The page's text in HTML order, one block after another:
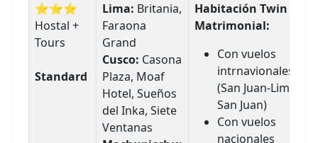
⭐⭐⭐
Hostal +
Tours
Standard
Lima: Britania,
Faraona
Grand
Cusco: Casona
Plaza, Moaf
Hotel, Sueños
del Inka, Siete
Ventanas
Habitación Twin o
Matrimonial:
Con vuelos
intrnavionales
(San Juan-Lima-
San Juan)
Con vuelos
nacionales